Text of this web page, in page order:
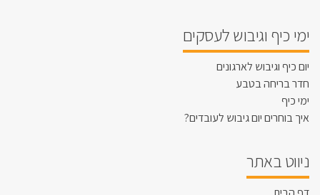
ימי כיף וגיבוש לעסקים
יום כיף וגיבוש לארגונים
חדר בריחה בטבע
ימי כיף
איך בוחרים יום גיבוש לעובדים?
ניווט באתר